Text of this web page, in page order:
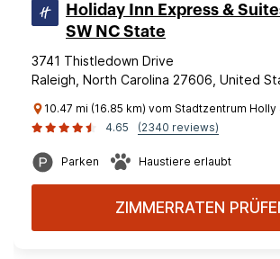
Holiday Inn Express &
SW NC State
3741 Thistledown Drive
Raleigh, North Carolina 27606, United
10.47 mi (16.85 km) vom Stadtzentrum Holly
4.65
(2340 reviews)
Parken Haustiere erlaubt
ZIMMERRATEN